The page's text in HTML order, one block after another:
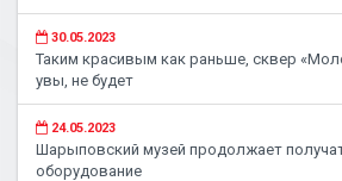
30.05.2023
Таким красивым как раньше, сквер
увы, не будет
24.05.2023
Шарыповский музей продолжает
оборудование